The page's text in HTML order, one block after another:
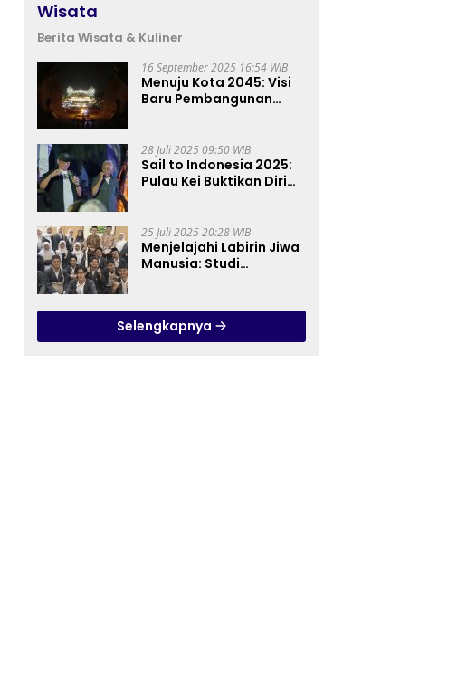
Wisata
Berita Wisata & Kuliner
16 September 2025 16:54 WIB
Menuju Kota 2045: Visi
Baru Pembangunan
28 Juli 2025 09:50 WIB
Sail to Indonesia 2025:
Pulau Kei Buktikan Diri
25 Juli 2025 20:28 WIB
Menjelajahi Labirin Jiwa
Manusia: Studi
Pandanaran di RSJ
Grhasia
Selengkapnya